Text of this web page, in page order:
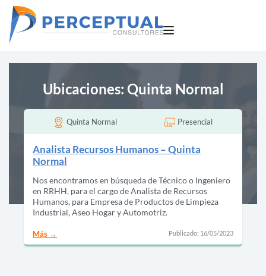
Ubicaciones: Quinta Normal
Analista Recursos Humanos – Quinta
Normal
Nos encontramos en búsqueda de Técnico o Ingeniero
en RRHH, para el cargo de Analista de Recursos
Humanos, para Empresa de Productos de Limpieza
Industrial, Aseo Hogar y Automotriz.
Más Publicado: 16/05/2023
Quinta Normal Presencial